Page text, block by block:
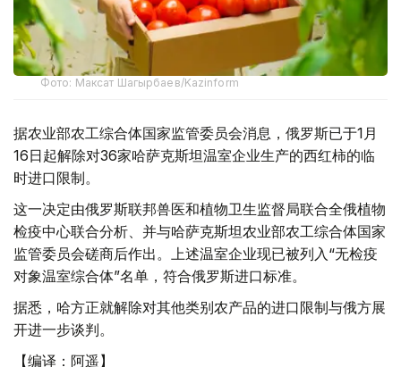
Фото: Максат Шагырбаев/Kazinform
据农业部农工综合体国家监管委员会消息，俄罗斯已于1月
16日起解除对36家哈萨克斯坦温室企业生产的西红柿的临
时进口限制。
这一决定由俄罗斯联邦兽医和植物卫生监督局联合全俄植物
检疫中心联合分析、并与哈萨克斯坦农业部农工综合体国家
监管委员会磋商后作出。上述温室企业现已被列入“无检疫
对象温室综合体”名单，符合俄罗斯进口标准。
据悉，哈方正就解除对其他类别农产品的进口限制与俄方展
开进一步谈判。
【编译：阿遥】